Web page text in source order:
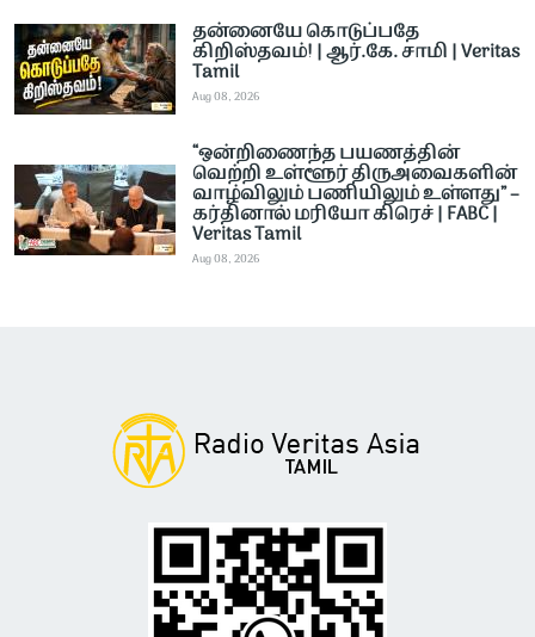
தன்னையே கொடுப்பதே
கிறிஸ்தவம்! | ஆர்.கே. சாமி | Veritas
Tamil
Aug 08, 2026
“ஒன்றிணைந்த பயணத்தின்
வெற்றி உள்ளூர் திருஅவைகளின்
வாழ்விலும் பணியிலும் உள்ளது” –
கர்தினால் மரியோ கிரெச் | FABC |
Veritas Tamil
Aug 08, 2026